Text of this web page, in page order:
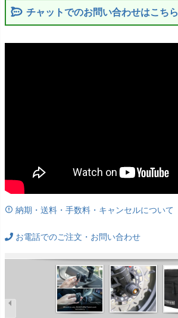
チャットでのお問い合わせはこちら
納期・送料・手数料・キャンセルについて
お電話でのご注文・お問い合わせ